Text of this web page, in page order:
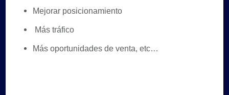
Mejorar posicionamiento
Más tráfico
Más oportunidades de venta, etc…